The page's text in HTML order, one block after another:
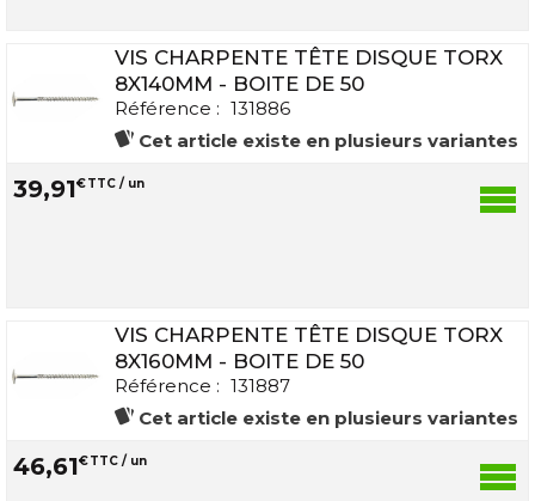
VIS CHARPENTE TÊTE DISQUE TORX
8X140MM - BOITE DE 50
Référence : 131886
Cet article existe en plusieurs variantes
39,91€TTC / un
VIS CHARPENTE TÊTE DISQUE TORX
8X160MM - BOITE DE 50
Référence : 131887
Cet article existe en plusieurs variantes
46,61€TTC / un